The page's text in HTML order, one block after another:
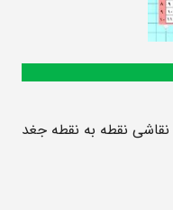
نقاشی نقطه به نقطه جغد